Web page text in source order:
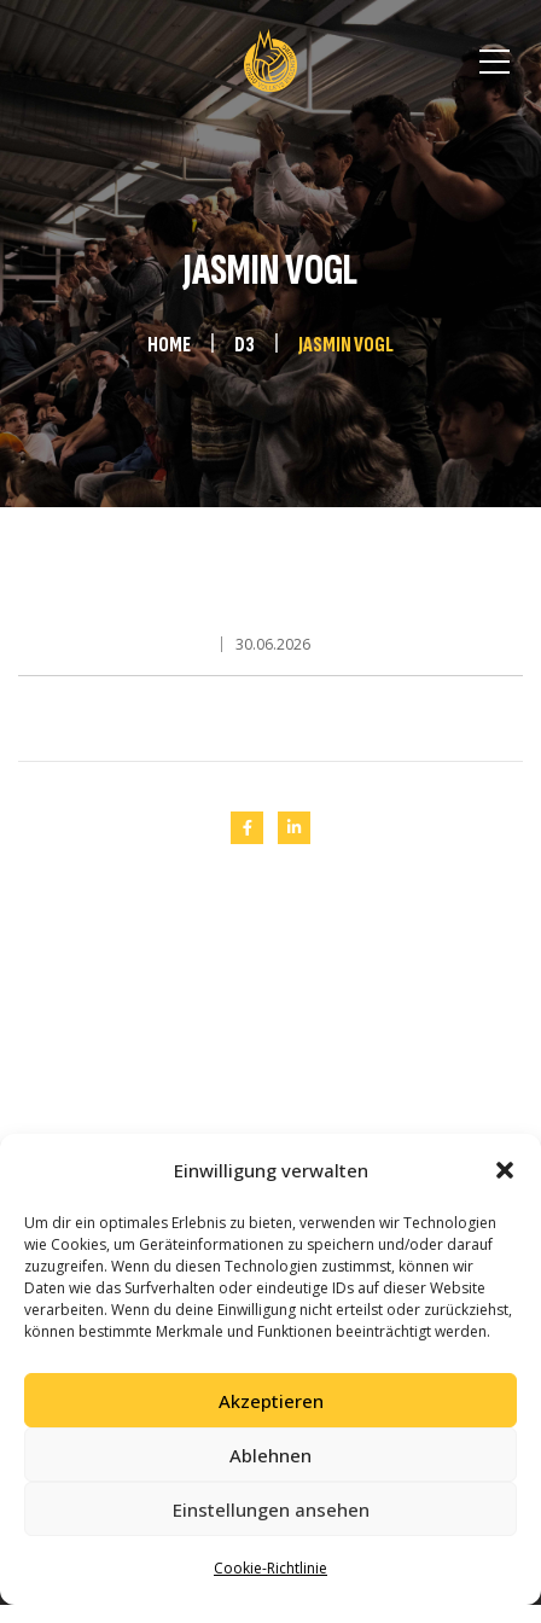
Einwilligung verwalten
Um dir ein optimales Erlebnis zu bieten, verwenden wir Technologien
wie Cookies, um Geräteinformationen zu speichern und/oder darauf
zuzugreifen. Wenn du diesen Technologien zustimmst, können wir
Daten wie das Surfverhalten oder eindeutige IDs auf dieser Website
verarbeiten. Wenn du deine Einwilligung nicht erteilst oder zurückziehst,
können bestimmte Merkmale und Funktionen beeinträchtigt werden.
Akzeptieren
Ablehnen
Einstellungen ansehen
Cookie-Richtlinie
JASMIN VOGL
HOME D3 JASMIN VOGL
30.06.2026